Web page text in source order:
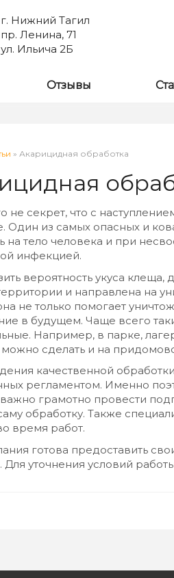
г. Нижний Тагил
пр. Ленина, 71
ул. Ильича 2Б
Отзывы
» Акарицидная обработка
не секрет, что с
Один из самых опасных и
на тело человека и при
инфекцией.
вероятность укуса
и направлена на
не только помогает
в будущем. Чаще всего
Например, в парке,
можно сделать и на
качественной
регламентом. Именно
грамотно провести
обработку. Также
время работ.
готова предоставить
Для уточнения условий